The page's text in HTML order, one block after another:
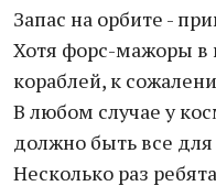
Запас на орбите -
Хотя форс-мажоры в
кораблей, к
В любом случае у
должно быть все
Несколько раз